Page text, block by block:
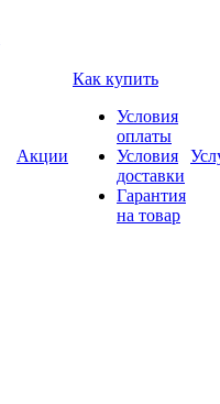
Акции
Как купить
Условия
оплаты
Условия
доставки
Гарантия
на товар